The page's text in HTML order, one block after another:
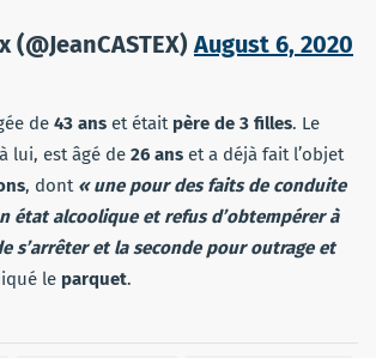
(@JeanCASTEX) August 6, 2020
de 43 ans et était père de 3 filles. Le
lui, est âgé de 26 ans et a déjà fait l’objet
, dont « une pour des faits de conduite
état alcoolique et refus d’obtempérer à
s’arrêter et la seconde pour outrage et
le parquet.